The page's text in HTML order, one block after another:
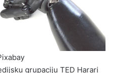
grupaciju TED Harari